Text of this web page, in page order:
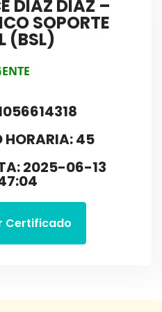
DIAZ DIAZ –
SOPORTE
(BSL)
HORARIA: 45
2025-06-13
Certificado